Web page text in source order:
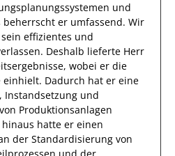
und
beherrscht er umfassend. Wir
sein effizientes und
Deshalb lieferte Herr
, wobei er die
einhielt. Dadurch hat er eine
Instandsetzung und
Produktionsanlagen
hatte er einen
der Standardisierung von